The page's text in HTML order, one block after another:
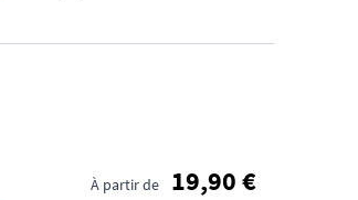
À partir de 19,90 €